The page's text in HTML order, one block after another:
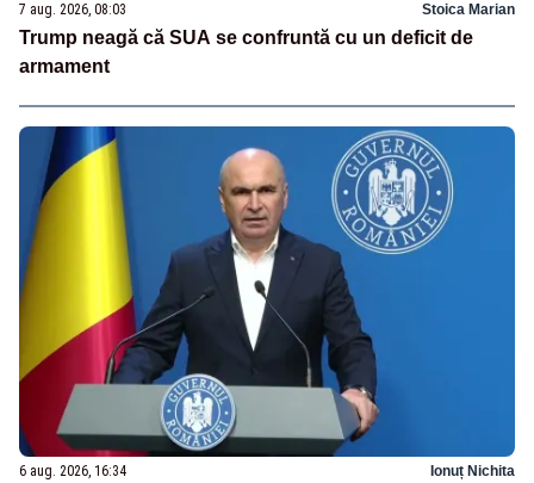
7 aug. 2026, 08:03 Stoica Marian
Trump neagă că SUA se confruntă cu un deficit de
armament
6 aug. 2026, 16:34 Ionuț Nichita